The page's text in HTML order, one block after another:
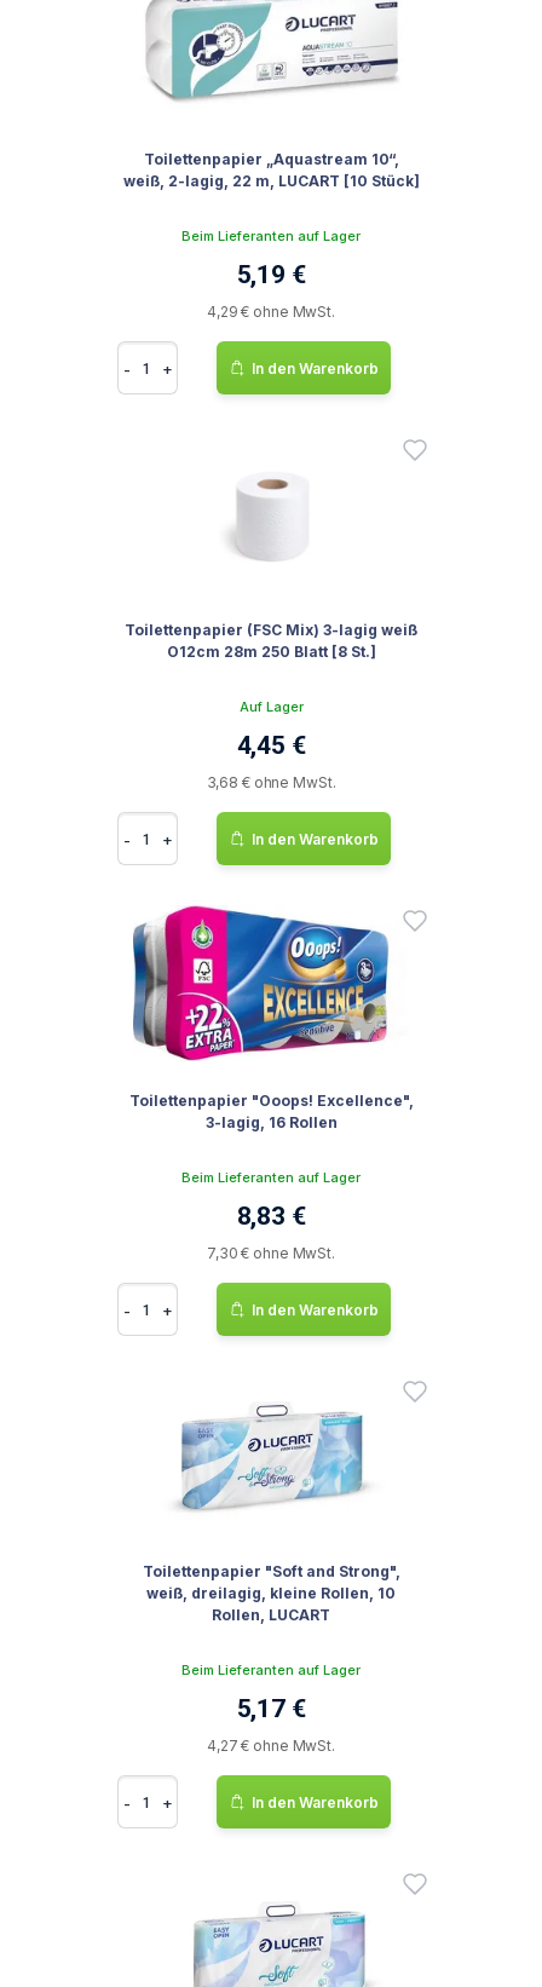
Toilettenpapier „Aquastream 10“,
weiß, 2-lagig, 22 m, LUCART [10 Stück]
Beim Lieferanten auf Lager
5,19 €
4,29 € ohne MwSt.
- + In den Warenkorb
Toilettenpapier (FSC Mix) 3-lagig weiß
O12cm 28m 250 Blatt [8 St.]
Auf Lager
4,45 €
3,68 € ohne MwSt.
- + In den Warenkorb
Toilettenpapier "Ooops! Excellence",
3-lagig, 16 Rollen
Beim Lieferanten auf Lager
8,83 €
7,30 € ohne MwSt.
- + In den Warenkorb
Toilettenpapier "Soft and Strong",
weiß, dreilagig, kleine Rollen, 10
Rollen, LUCART
Beim Lieferanten auf Lager
5,17 €
4,27 € ohne MwSt.
- + In den Warenkorb